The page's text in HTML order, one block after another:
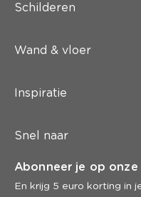
Schilderen
Wand & vloer
Inspiratie
Snel naar
Abonneer je op
En krijg 5 euro korting in